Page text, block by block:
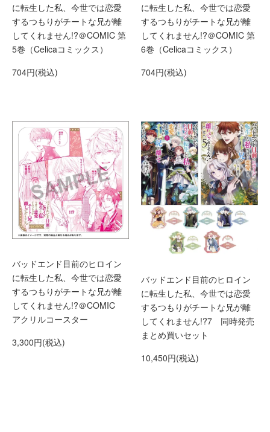
に転生した私、今世では恋愛
するつもりがチートな兄が離
してくれません!?＠COMIC 第
5巻（Celicaコミックス）
704円(税込)
に転生した私、今世では恋愛
するつもりがチートな兄が離
してくれません!?＠COMIC 第
6巻（Celicaコミックス）
704円(税込)
バッドエンド目前のヒロイン
に転生した私、今世では恋愛
するつもりがチートな兄が離
してくれません!?＠COMIC
アクリルコースター
3,300円(税込)
バッドエンド目前のヒロイン
に転生した私、今世では恋愛
するつもりがチートな兄が離
してくれません!?7 同時発売
まとめ買いセット
10,450円(税込)